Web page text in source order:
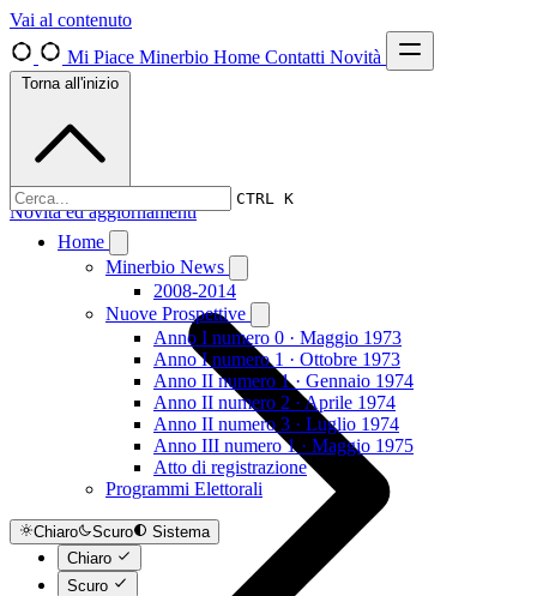
Vai al contenuto
Mi Piace Minerbio Home Contatti Novità
CTRL K
Home
Minerbio News
2008-2014
Nuove Prospettive
Anno I numero 0 · Maggio 1973
Anno I numero 1 · Ottobre 1973
Anno II numero 1 · Gennaio 1974
Anno II numero 2 · Aprile 1974
Anno II numero 3 · Luglio 1974
Anno III numero 1 · Maggio 1975
Atto di registrazione
Programmi Elettorali
Chiaro Scuro
Sistema
Chiaro
Scuro
Torna all'inizio
Novità ed aggiornamenti